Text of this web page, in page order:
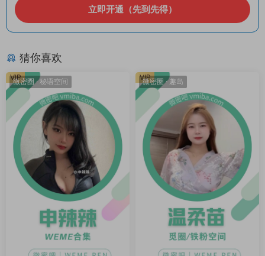
立即开通（先到先得）
猜你喜欢
微密圈·秘语空间
VIP 微密圈·趣岛
VIP